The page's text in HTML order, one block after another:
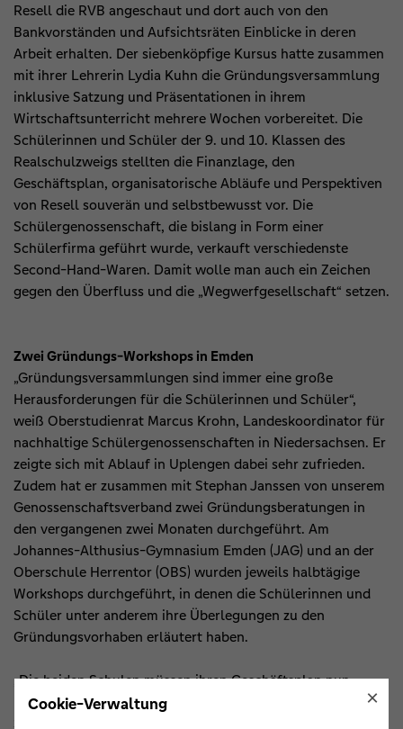
Resell die RVB angeschaut und dort auch von den
Bankvorständen und Aufsichtsräten Einblicke in deren
Arbeit erhalten. Der siebenköpfige Kursus hatte zusammen
mit ihrer Lehrerin Lydia Kuhn die Gründungsversammlung
inklusive Satzung und Präsentationen in ihrem
Wirtschaftsunterricht mehrere Wochen vorbereitet. Die
Schülerinnen und Schüler der 9. und 10. Klassen des
Realschulzweigs stellten die Finanzlage, den
Geschäftsplan, organisatorische Abläufe und Perspektiven
von Resell souverän und selbstbewusst vor. Die
Schülergenossenschaft, die bislang in Form einer
Schülerfirma geführt wurde, verkauft verschiedenste
Second-Hand-Waren. Damit wolle man auch ein Zeichen
gegen den Überfluss und die „Wegwerfgesellschaft“ setzen.
Zwei Gründungs-Workshops in Emden
„Gründungsversammlungen sind immer eine große
Herausforderungen für die Schülerinnen und Schüler“,
weiß Oberstudienrat Marcus Krohn, Landeskoordinator für
nachhaltige Schülergenossenschaften in Niedersachsen. Er
zeigte sich mit Ablauf in Uplengen dabei sehr zufrieden.
Zudem hat er zusammen mit Stephan Janssen von unserem
Genossenschaftsverband zwei Gründungsberatungen in
den vergangenen zwei Monaten durchgeführt. Am
Johannes-Althusius-Gymnasium Emden (JAG) und an der
Oberschule Herrentor (OBS) wurden jeweils halbtägige
Workshops durchgeführt, in denen die Schülerinnen und
Schüler unter anderem ihre Überlegungen zu den
Gründungsvorhaben erläutert haben.
„Die beiden Schulen müssen ihren Geschäftsplan nun
konkretisieren und dann entscheiden, ob sie eine
Schülergenossenschaft gründen wollen“, so Marcus Krohn.
Cookie-Verwaltung ×